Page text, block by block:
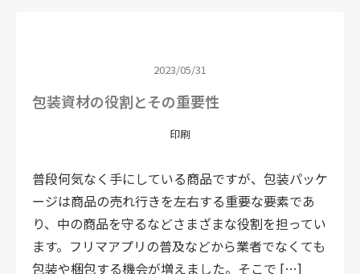
2023/05/31
包装資材の役割とその重要性
印刷
普段何気なく手にしている商品ですが、包装パッケ
ージは商品の売れ行きを左右する重要な要素であ
り、中の商品を守るなどさまざまな役割を担ってい
ます。フリマアプリの普及などから業者でなくても
包装や梱包する機会が増えました。そこで […]